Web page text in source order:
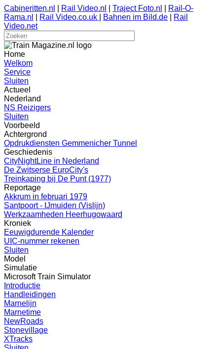
Cabineritten.nl Rail Video.nl Traject Foto.nl
Rail-O-
Rama.nl
Rail Video.co.uk Bahnen im Bild.de
Rail
Video.net
Home
Welkom
Service
Sluiten
Actueel
Nederland
NS Reizigers
Sluiten
Voorbeeld
Achtergrond
Opdrukdiensten Gemmenicher Tunnel
Geschiedenis
CityNightLine in Nederland
De Zwitserse EuroCity's
Treinkaping bij De Punt (1977)
Reportage
Akkrum in februari 1979
Santpoort - IJmuiden (Vislijn)
Werkzaamheden Heerhugowaard
Kroniek
Eeuwigdurende Kalender
UIC-nummer rekenen
Sluiten
Model
Simulatie
Microsoft Train Simulator
Introductie
Handleidingen
Marnelijn
Marnetime
NewRoads
Stonevillage
XTracks